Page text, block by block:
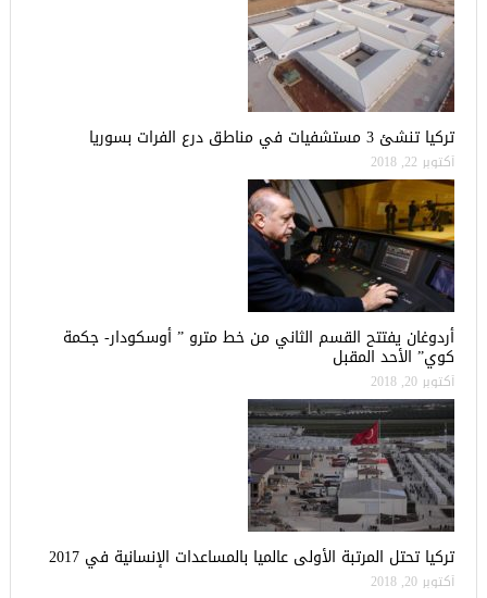
تركيا تنشئ 3 مستشفيات في مناطق درع الفرات بسوريا
أكتوبر 22, 2018
أردوغان يفتتح القسم الثاني من خط مترو ” أوسكودار- جكمة
كوي” الأحد المقبل
أكتوبر 20, 2018
تركيا تحتل المرتبة الأولى عالميا بالمساعدات الإنسانية في 2017
أكتوبر 20, 2018